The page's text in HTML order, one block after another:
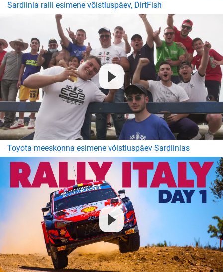
Sardiinia ralli esimene võistluspäev, DirtFish
Toyota meeskonna esimene võistluspäev Sardiinias